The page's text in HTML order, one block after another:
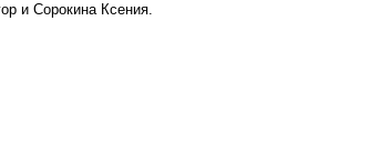
и Сорокина Ксения.